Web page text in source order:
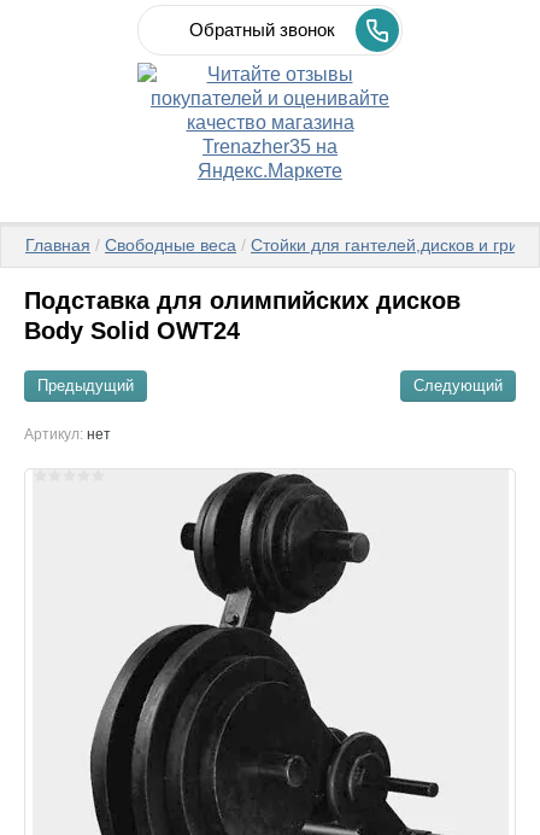
Обратный звонок
статьи
Главная / Свободные веса / Стойки для гантелей,дисков и
Подставка для олимпийских дисков
Body Solid OWT24
Предыдущий Следующий
Артикул: нет